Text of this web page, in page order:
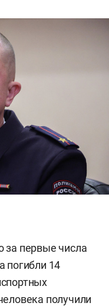
за первые числа
погибли 14
получили